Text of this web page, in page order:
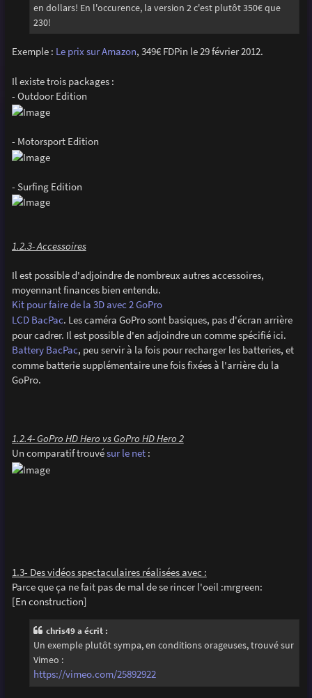
en dollars! En l'occurence, la version 2 c'est plutôt 350€ que
230!
Exemple : Le prix sur Amazon, 349€ FDPin le 29 février 2012.
Il existe trois packages :
- Outdoor Edition
- Motorsport Edition
- Surfing Edition
1.2.3- Accessoires
Il est possible d'adjoindre de nombreux autres accessoires,
moyennant finances bien entendu.
Kit pour faire de la 3D avec 2 GoPro
LCD BacPac. Les caméra GoPro sont basiques, pas d'écran arrière
pour cadrer. Il est possible d'en adjoindre un comme spécifié ici.
Battery BacPac, peu servir à la fois pour recharger les batteries, et
comme batterie supplémentaire une fois fixées à l'arrière du la
GoPro.
1.2.4- GoPro HD Hero vs GoPro HD Hero 2
Un comparatif trouvésur le net:
1.3- Des vidéos spectaculaires réalisées avec :
Parce que ça ne fait pas de mal de se rincer l'oeil :mrgreen:
[En construction]
chris49 a écrit :
Un exemple plutôt sympa, en conditions orageuses, trouvé sur
Vimeo :
https://vimeo.com/25892922